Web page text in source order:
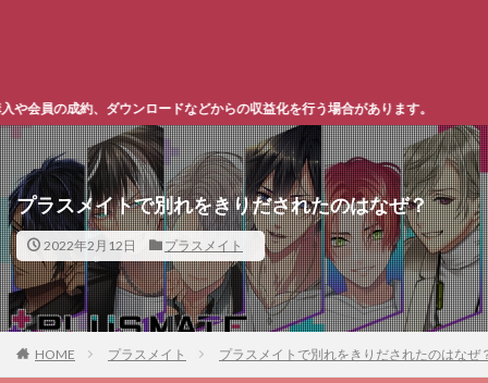
ロードなどからの収益化を行う場合があります。
プラスメイトで別れをきりだされたのはなぜ？
2022年2月12日 プラスメイト
HOME プラスメイト プラスメイトで別れをきりだされたのはなぜ